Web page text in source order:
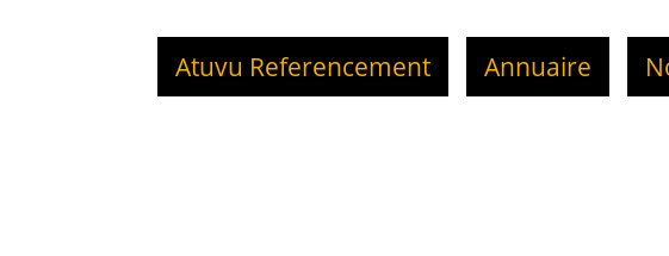
Atuvu Referencement Annuaire